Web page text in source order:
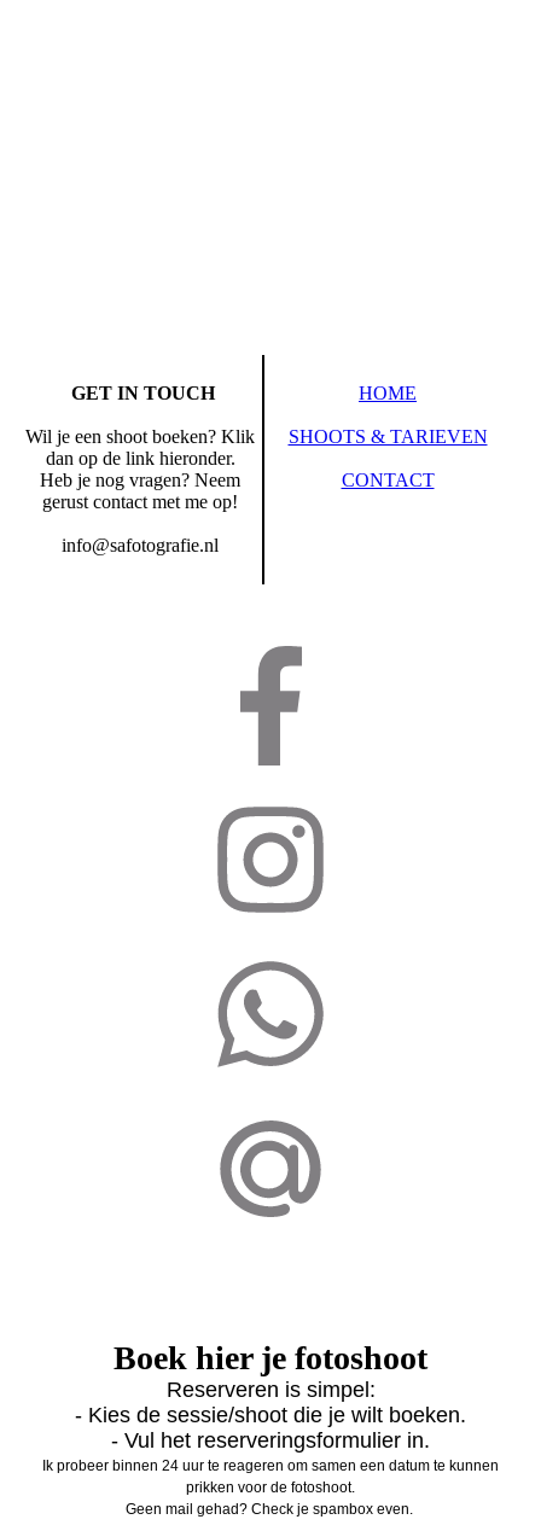
GET IN TOUCH
Wil je een shoot boeken? Klik
dan op de link hieronder.
Heb je nog vragen? Neem
gerust contact met me op!
info@safotografie.nl
HOME
SHOOTS & TARIEVEN
CONTACT
Boek hier je fotoshoot
Reserveren is simpel:
- Kies de sessie/shoot die je wilt boeken.
- Vul het reserveringsformulier in.
Ik probeer binnen 24 uur te reageren om samen een datum te kunnen
prikken voor de fotoshoot.
Geen mail gehad? Check je spambox even.